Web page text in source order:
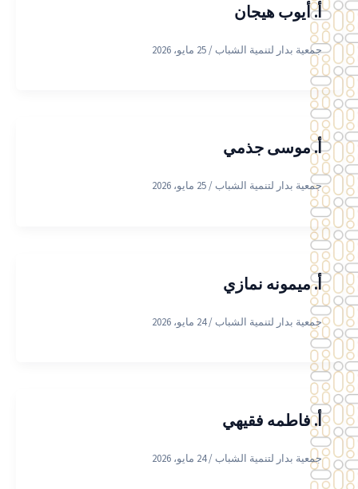
أ. أيوب هيجان
جمعية بدار لتنمية الشباب/25 مايو، 2026
أ. موسى جذمي
جمعية بدار لتنمية الشباب/25 مايو، 2026
أ. ميمونه نمازي
جمعية بدار لتنمية الشباب/24 مايو، 2026
أ. فاطمه فقيهي
جمعية بدار لتنمية الشباب/24 مايو، 2026